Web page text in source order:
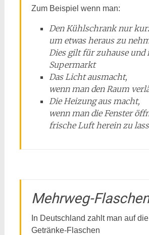
Zum Beispiel wenn man:
Den Kühlschrank nur
um etwas heraus zu
Dies gilt für zuhause und
Supermarkt
Das Licht ausmacht,
wenn man den Raum
Die Heizung aus macht,
wenn man die Fenster
frische Luft herein zu
Mehrweg-
In Deutschland zahlt man auf
Getränke-Flaschen